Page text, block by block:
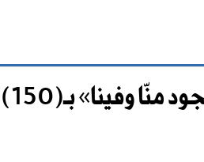
الملك وولي العهد يدشنان حملة «الجود منّا وفينا» بـ(150)